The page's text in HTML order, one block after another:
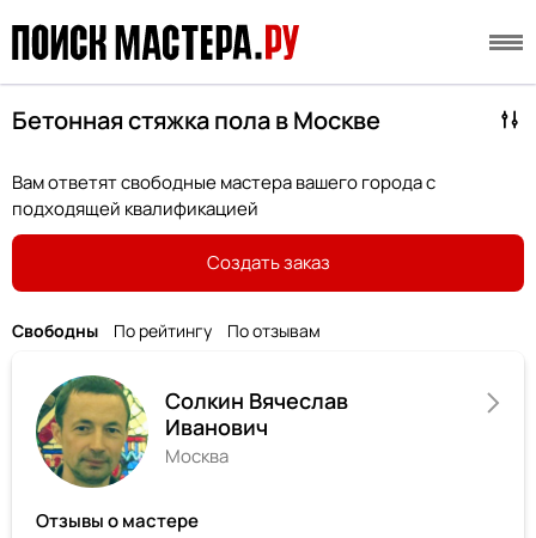
Бетонная стяжка пола в Москве
Вам ответят свободные мастера вашего города с
подходящей квалификацией
Создать заказ
Свободны По рейтингу По отзывам
Солкин Вячеслав
Иванович
Москва
Отзывы о мастере